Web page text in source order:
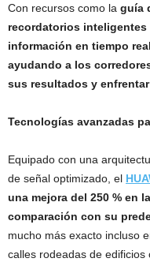
Con recursos como la guía
recordatorios inteligentes
información en tiempo
ayudando a los
sus resultados y
Tecnologías avanzadas
Equipado con una
de señal optimizado, el
una mejora del 250 % en
comparación con su
mucho más exacto incluso
calles rodeadas de edificios